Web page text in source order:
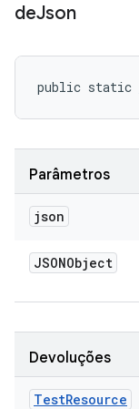
deJson
public static
Parâmetros
json
JSONObject
Devoluções
TestResource